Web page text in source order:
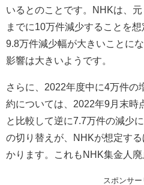
いるとのことです。NHKは、
までに10万件減少することを
9.8万件減少幅が大きいことに
影響は大きいようです。
さらに、2022年度中に4万件の
約については、2022年9月末時
と比較して逆に7.7万件の減少
の切り替えが、NHKが想定す
かります。これもNHK集金人廃
スポンサー